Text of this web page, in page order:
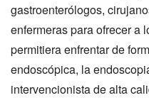
gastroenterólogos,
enfermeras para ofrecer a
permitiera enfrentar de
endoscópica, la
intervencionista de alta